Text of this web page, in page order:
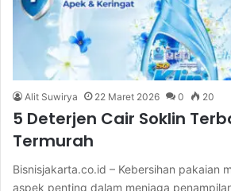
Alit Suwirya 22 Maret 2026 0 20
5 Deterjen Cair Soklin
Termurah
Bisnisjakarta.co.id – Kebersihan pakaian
aspek penting dalam menjaga